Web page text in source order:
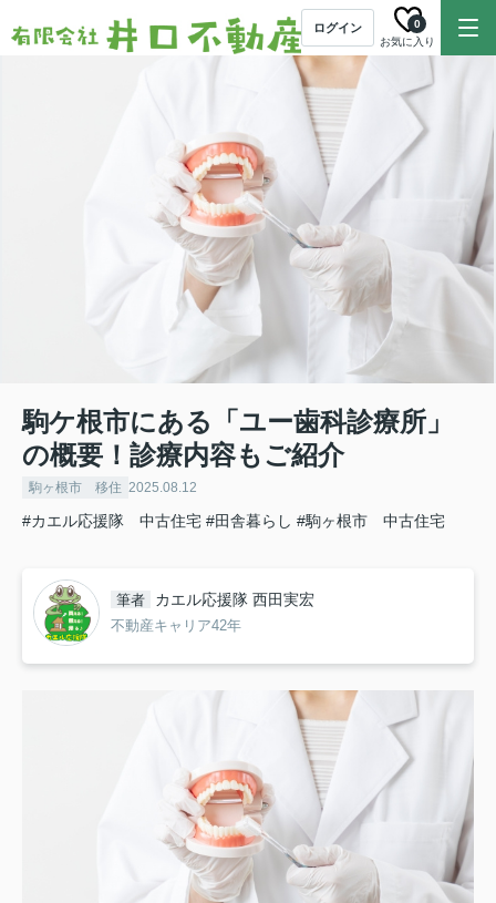
ログイン
お気に入り
0
駒ケ根市にある「ユー歯科診療所」
の概要！診療内容もご紹介
駒ヶ根市 移住 2025.08.12
#カエル応援隊 中古住宅 #田舎暮らし #駒ヶ根市 中古住宅
筆者 カエル応援隊 西田実宏
不動産キャリア42年